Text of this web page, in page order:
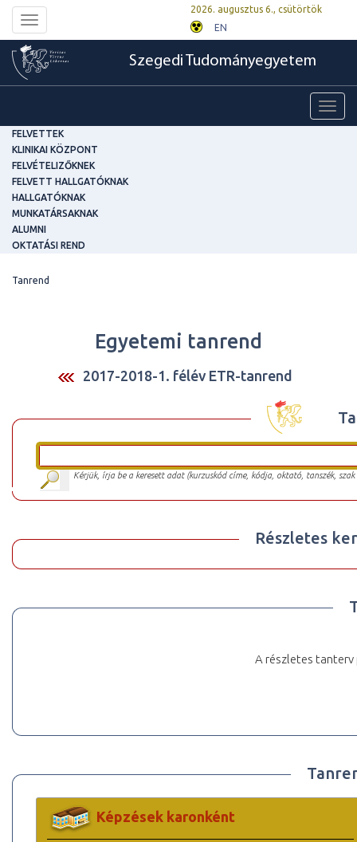
Toggle
navigation
2026. augusztus 6., csütörtök
EN
Szegedi Tudományegyetem
FELVETTEK
KLINIKAI KÖZPONT
FELVÉTELIZŐKNEK
FELVETT HALLGATÓKNAK
HALLGATÓKNAK
MUNKATÁRSAKNAK
ALUMNI
OKTATÁSI REND
Tanrend
Egyetemi tanrend
2017-2018-1. félév ETR-tanrend
Kérjük, írja be a keresett adat (kurzuskód címe, kódja, oktató, tanszék,
Részletes
A részletes
Képzések karonként